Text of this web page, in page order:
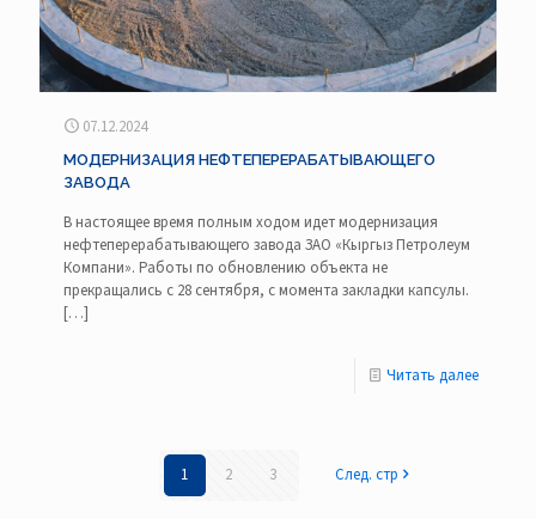
07.12.2024
МОДЕРНИЗАЦИЯ НЕФТЕПЕРЕРАБАТЫВАЮЩЕГО
ЗАВОДА
В настоящее время полным ходом идет модернизация
нефтеперерабатывающего завода ЗАО «Кыргыз Петролеум
Компани». Работы по обновлению объекта не
прекращались с 28 сентября, с момента закладки капсулы.
[…]
Читать далее
1 2 3 След. стр